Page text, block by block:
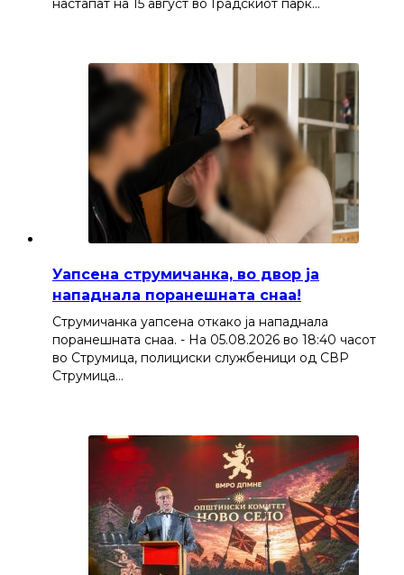
настапат на 15 август во Градскиот парк…
Уапсена струмичанка, во двор ја
нападнала поранешната снаа!
Струмичанка уапсена откако ја нападнала
поранешната снаа. - На 05.08.2026 во 18:40 часот
во Струмица, полициски службеници од СВР
Струмица…